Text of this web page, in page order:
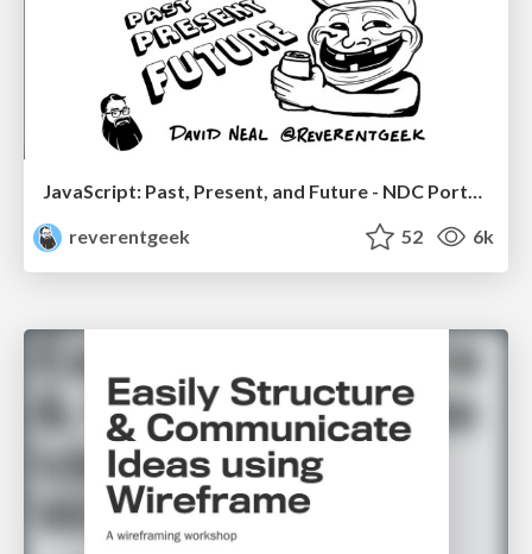
JavaScript: Past, Present, and Future - NDC Porto 2020
reverentgeek
52 6k